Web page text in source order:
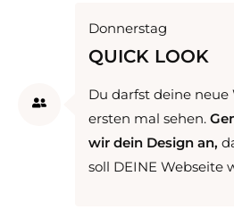
Donnerstag
QUICK LOOK
Du darfst deine neue
ersten mal sehen.
wir dein Design an,
soll DEINE Webseite